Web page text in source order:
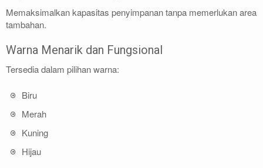
Memaksimalkan kapasitas penyimpanan tanpa memerlukan area
tambahan.
Warna Menarik dan Fungsional
Tersedia dalam pilihan warna:
Biru
Merah
Kuning
Hijau